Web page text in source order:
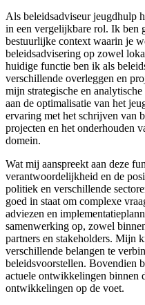
Als beleidsadviseur jeugdhulp
in een vergelijkbare rol. Ik ben
bestuurlijke context waarin je
beleidsadvisering op zowel
huidige functie ben ik als
verschillende overleggen en
mijn strategische en
aan de optimalisatie van het
ervaring met het schrijven van
projecten en het onderhouden
domein.
Wat mij aanspreekt aan deze
verantwoordelijkheid en de
politiek en verschillende
goed in staat om complexe
adviezen en
samenwerking op, zowel
partners en stakeholders. Mijn
verschillende belangen te
beleidsvoorstellen. Bovendien
actuele ontwikkelingen binnen
ontwikkelingen op de voet.